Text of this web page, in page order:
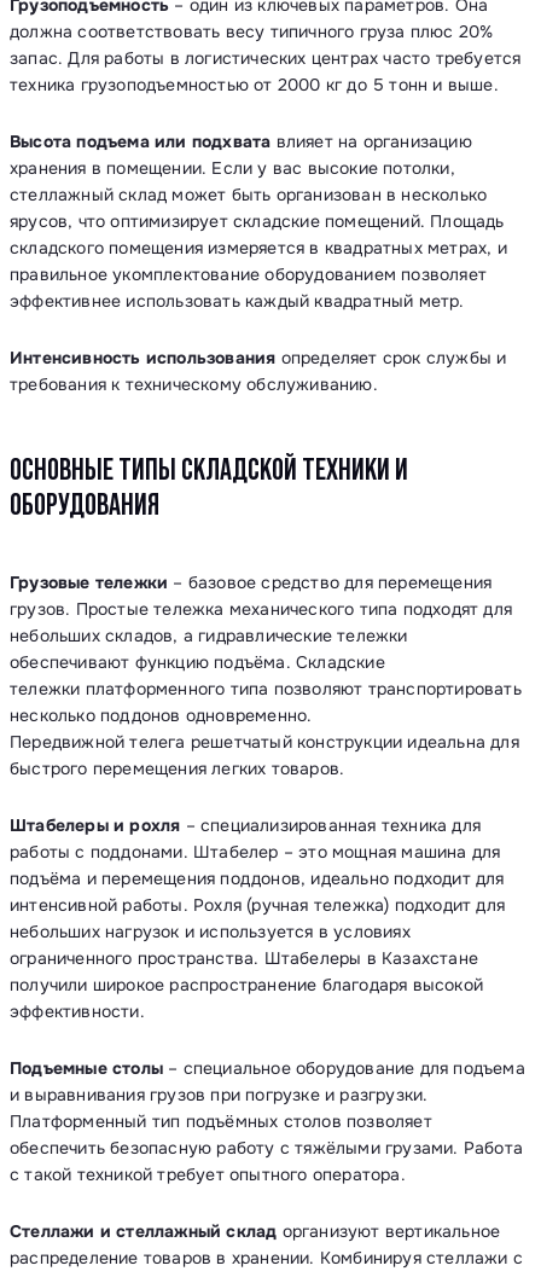
Грузоподъемность – один из ключевых параметров. Она
должна соответствовать весу типичного груза плюс 20%
запас. Для работы в логистических центрах часто требуется
техника грузоподъемностью от 2000 кг до 5 тонн и выше.
Высота подъема или подхвата влияет на организацию
хранения в помещении. Если у вас высокие потолки,
стеллажный склад может быть организован в несколько
ярусов, что оптимизирует складские помещений. Площадь
складского помещения измеряется в квадратных метрах, и
правильное укомплектование оборудованием позволяет
эффективнее использовать каждый квадратный метр.
Интенсивность использования определяет срок службы и
требования к техническому обслуживанию.
ОСНОВНЫЕ ТИПЫ СКЛАДСКОЙ ТЕХНИКИ И
ОБОРУДОВАНИЯ
Грузовые тележки – базовое средство для перемещения
грузов. Простые тележка механического типа подходят для
небольших складов, а гидравлические тележки
обеспечивают функцию подъёма. Складские
тележки платформенного типа позволяют транспортировать
несколько поддонов одновременно.
Передвижной телега решетчатый конструкции идеальна для
быстрого перемещения легких товаров.
Штабелеры и рохля – специализированная техника для
работы с поддонами. Штабелер – это мощная машина для
подъёма и перемещения поддонов, идеально подходит для
интенсивной работы. Рохля (ручная тележка) подходит для
небольших нагрузок и используется в условиях
ограниченного пространства. Штабелеры в Казахстане
получили широкое распространение благодаря высокой
эффективности.
Подъемные столы – специальное оборудование для подъема
и выравнивания грузов при погрузке и разгрузки.
Платформенный тип подъёмных столов позволяет
обеспечить безопасную работу с тяжёлыми грузами. Работа
с такой техникой требует опытного оператора.
Стеллажи и стеллажный склад организуют вертикальное
распределение товаров в хранении. Комбинируя стеллажи с